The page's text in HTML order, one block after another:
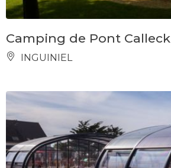
Camping de Pont Calleck
INGUINIEL